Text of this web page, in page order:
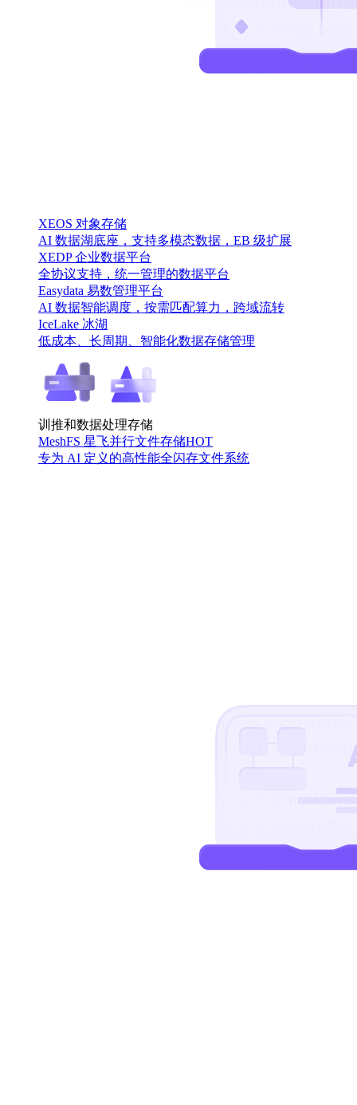
XEOS 对象存储
AI 数据湖底座，支持多模态数据，EB 级扩展
XEDP 企业数据平台
全协议支持，统一管理的数据平台
Easydata 易数管理平台
AI 数据智能调度，按需匹配算力，跨域流转
IceLake 冰湖
低成本、长周期、智能化数据存储管理
训推和数据处理存储
MeshFS 星飞并行文件存储HOT
专为 AI 定义的高性能全闪存文件系统